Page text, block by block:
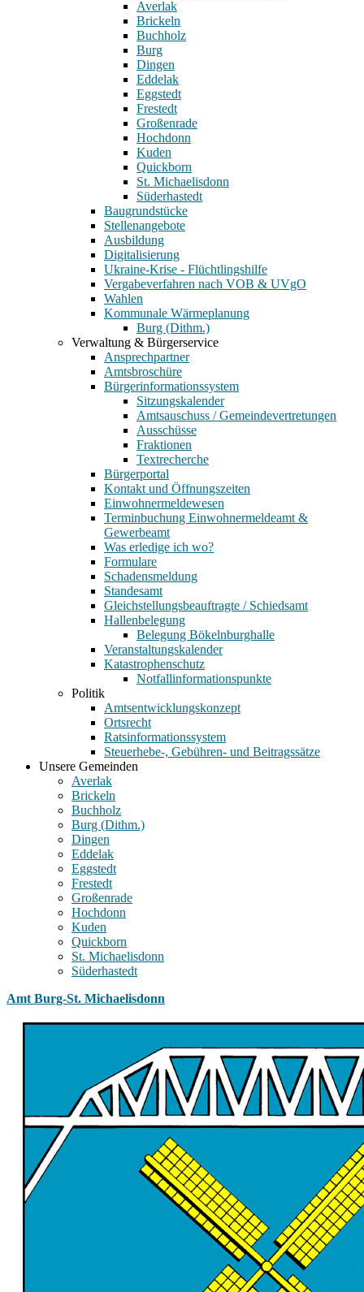
Averlak
Brickeln
Buchholz
Burg
Dingen
Eddelak
Eggstedt
Frestedt
Großenrade
Hochdonn
Kuden
Quickborn
St. Michaelisdonn
Süderhastedt
Baugrundstücke
Stellenangebote
Ausbildung
Digitalisierung
Ukraine-Krise - Flüchtlingshilfe
Vergabeverfahren nach VOB & UVgO
Wahlen
Kommunale Wärmeplanung
Burg (Dithm.)
Verwaltung & Bürgerservice
Ansprechpartner
Amtsbroschüre
Bürgerinformationssystem
Sitzungskalender
Amtsauschuss / Gemeindevertretungen
Ausschüsse
Fraktionen
Textrecherche
Bürgerportal
Kontakt und Öffnungszeiten
Einwohnermeldewesen
Terminbuchung Einwohnermeldeamt &
Gewerbeamt
Was erledige ich wo?
Formulare
Schadensmeldung
Standesamt
Gleichstellungsbeauftragte / Schiedsamt
Hallenbelegung
Belegung Bökelnburghalle
Veranstaltungskalender
Katastrophenschutz
Notfallinformationspunkte
Politik
Amtsentwicklungskonzept
Ortsrecht
Ratsinformationssystem
Steuerhebe-, Gebühren- und Beitragssätze
Unsere Gemeinden
Averlak
Brickeln
Buchholz
Burg (Dithm.)
Dingen
Eddelak
Eggstedt
Frestedt
Großenrade
Hochdonn
Kuden
Quickborn
St. Michaelisdonn
Süderhastedt
Amt Burg-St. Michaelisdonn